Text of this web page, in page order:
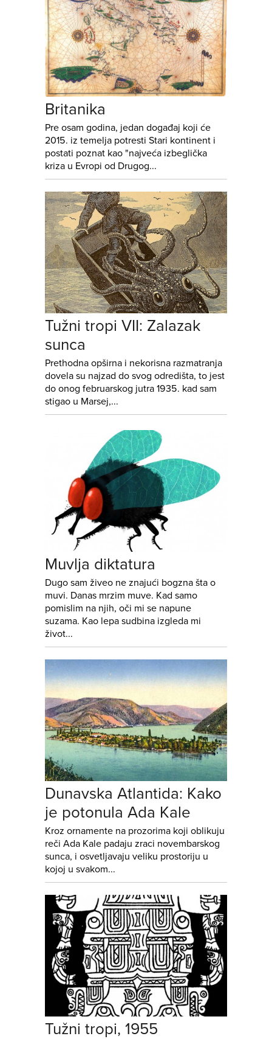
Britanika
Pre osam godina, jedan događaj koji će
2015. iz temelja potresti Stari kontinent i
postati poznat kao "najveća izbeglička
kriza u Evropi od Drugog...
Tužni tropi VII: Zalazak
sunca
Prethodna opširna i nekorisna razmatranja
dovela su najzad do svog odredišta, to jest
do onog februarskog jutra 1935. kad sam
stigao u Marsej,...
Muvlja diktatura
Dugo sam živeo ne znajući bogzna šta o
muvi. Danas mrzim muve. Kad samo
pomislim na njih, oči mi se napune
suzama. Kao lepa sudbina izgleda mi
život...
Dunavska Atlantida: Kako
je potonula Ada Kale
Kroz ornamente na prozorima koji oblikuju
reči Ada Kale padaju zraci novembarskog
sunca, i osvetljavaju veliku prostoriju u
kojoj u svakom...
Tužni tropi, 1955